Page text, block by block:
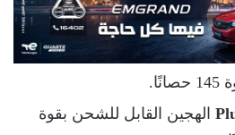
الهجين القابل للشحن بقوة